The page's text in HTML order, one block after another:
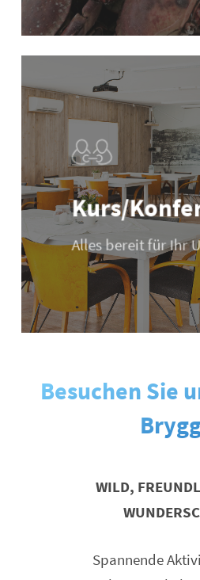
Kurs/
Alles bereit für Ihr
Besuchen Sie
WILD,
Spannende